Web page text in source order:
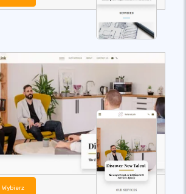
Wybierz